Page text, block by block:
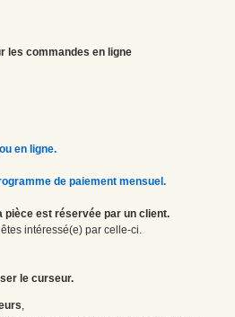
les commandes en ligne
en ligne.
de paiement mensuel.
pièce est réservée par un client.
intéressé(e) par celle-ci.
le curseur.
,